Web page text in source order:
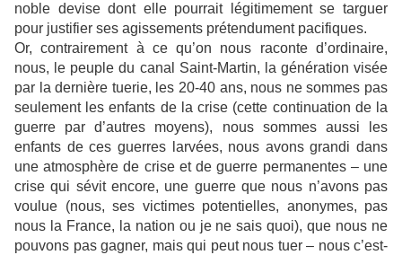
noble devise dont elle pourrait légitimement se targuer
pour justifier ses agissements prétendument pacifiques.
Or, contrairement à ce qu’on nous raconte d’ordinaire,
nous, le peuple du canal Saint-Martin, la génération visée
par la dernière tuerie, les 20-40 ans, nous ne sommes pas
seulement les enfants de la crise (cette continuation de la
guerre par d’autres moyens), nous sommes aussi les
enfants de ces guerres larvées, nous avons grandi dans
une atmosphère de crise et de guerre permanentes – une
crise qui sévit encore, une guerre que nous n’avons pas
voulue (nous, ses victimes potentielles, anonymes, pas
nous la France, la nation ou je ne sais quoi), que nous ne
pouvons pas gagner, mais qui peut nous tuer – nous c’est-